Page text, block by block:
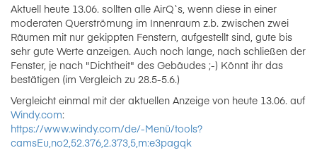
Aktuell heute 13.06. sollten alle AirQ`s, wenn diese in einer
moderaten Querströmung im Innenraum z.b. zwischen zwei
Räumen mit nur gekippten Fenstern, aufgestellt sind, gute bis
sehr gute Werte anzeigen. Auch noch lange, nach schließen der
Fenster, je nach "Dichtheit" des Gebäudes ;-) Könnt ihr das
bestätigen (im Vergleich zu 28.5-5.6.)
Vergleicht einmal mit der aktuellen Anzeige von heute 13.06. auf
Windy.com:
https://www.windy.com/de/-Menü/tools?
camsEu,no2,52.376,2.373,5,m:e3pagqk